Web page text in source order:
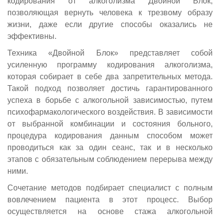
позволяющая вернуть человека к трезвому образу
жизни, даже если другие способы оказались не
эффективны.
Техника «Двойной Блок» представляет собой
усиленную программу кодирования алкоголизма,
которая собирает в себе два запретительных метода.
Такой подход позволяет достичь гарантированного
успеха в борьбе с алкогольной зависимостью, путем
психофармакологического воздействия. В зависимости
от выбранной комбинации и состояния больного,
процедура кодирования данным способом может
проводиться как за один сеанс, так и в несколько
этапов с обязательным соблюдением перерыва между
ними.
Сочетание методов подбирает специалист с полным
вовлечением пациента в этот процесс. Выбор
осуществляется на основе стажа алкогольной